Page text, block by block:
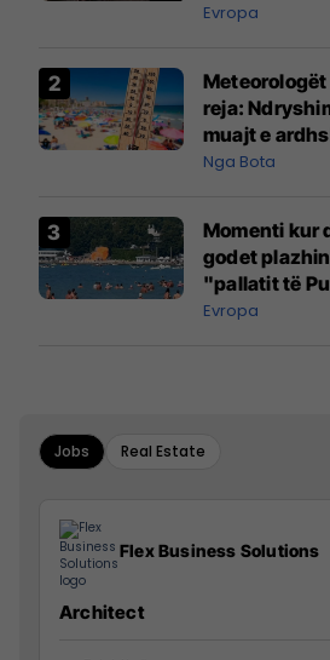
Evropa
reja:
muajt e
pazakontë
Nga Bota
Momenti kur
godet
"pallatit të
Evropa
Jobs Real Estate
Flex Business Solutions
Architect